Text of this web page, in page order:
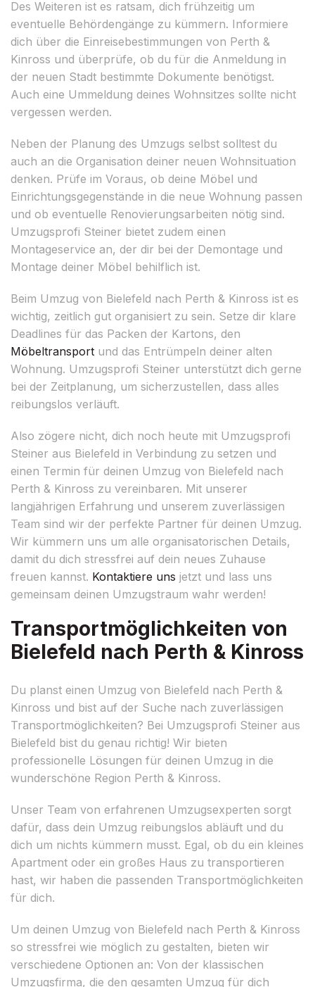
Des Weiteren ist es ratsam, dich frühzeitig um
eventuelle Behördengänge zu kümmern. Informiere
dich über die Einreisebestimmungen von Perth &
Kinross und überprüfe, ob du für die Anmeldung in
der neuen Stadt bestimmte Dokumente benötigst.
Auch eine Ummeldung deines Wohnsitzes sollte nicht
vergessen werden.
Neben der Planung des Umzugs selbst solltest du
auch an die Organisation deiner neuen Wohnsituation
denken. Prüfe im Voraus, ob deine Möbel und
Einrichtungsgegenstände in die neue Wohnung passen
und ob eventuelle Renovierungsarbeiten nötig sind.
Umzugsprofi Steiner bietet zudem einen
Montageservice an, der dir bei der Demontage und
Montage deiner Möbel behilflich ist.
Beim Umzug von Bielefeld nach Perth & Kinross ist es
wichtig, zeitlich gut organisiert zu sein. Setze dir klare
Deadlines für das Packen der Kartons, den
Möbeltransport und das Entrümpeln deiner alten
Wohnung. Umzugsprofi Steiner unterstützt dich gerne
bei der Zeitplanung, um sicherzustellen, dass alles
reibungslos verläuft.
Also zögere nicht, dich noch heute mit Umzugsprofi
Steiner aus Bielefeld in Verbindung zu setzen und
einen Termin für deinen Umzug von Bielefeld nach
Perth & Kinross zu vereinbaren. Mit unserer
langjährigen Erfahrung und unserem zuverlässigen
Team sind wir der perfekte Partner für deinen Umzug.
Wir kümmern uns um alle organisatorischen Details,
damit du dich stressfrei auf dein neues Zuhause
freuen kannst. Kontaktiere uns jetzt und lass uns
gemeinsam deinen Umzugstraum wahr werden!
Transportmöglichkeiten von
Bielefeld nach Perth & Kinross
Du planst einen Umzug von Bielefeld nach Perth &
Kinross und bist auf der Suche nach zuverlässigen
Transportmöglichkeiten? Bei Umzugsprofi Steiner aus
Bielefeld bist du genau richtig! Wir bieten
professionelle Lösungen für deinen Umzug in die
wunderschöne Region Perth & Kinross.
Unser Team von erfahrenen Umzugsexperten sorgt
dafür, dass dein Umzug reibungslos abläuft und du
dich um nichts kümmern musst. Egal, ob du ein kleines
Apartment oder ein großes Haus zu transportieren
hast, wir haben die passenden Transportmöglichkeiten
für dich.
Um deinen Umzug von Bielefeld nach Perth & Kinross
so stressfrei wie möglich zu gestalten, bieten wir
verschiedene Optionen an: Von der klassischen
Umzugsfirma, die den gesamten Umzug für dich